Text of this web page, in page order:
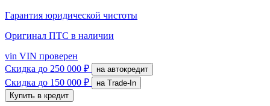
Гарантия юридической чистоты
Оригинал ПТС в наличии
vin VIN проверен
Скидка до 250 000 ₽ на автокредит
Скидка до 150 000 ₽
на Trade-In
Купить в кредит